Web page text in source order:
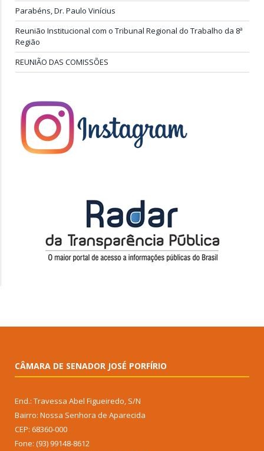
Parabéns, Dr. Paulo Vinícius
Reunião Institucional com o Tribunal Regional do Trabalho da 8ª
Região
REUNIÃO DAS COMISSÕES
CÂMARA DE SENADOR JOSÉ PORFÍRIO
End.: Travessa Abel Figueiredo, S/N
Bairro: Nossa Senhora de Aparecida
CEP: 68360-000
Fone: (93) 99148-8612